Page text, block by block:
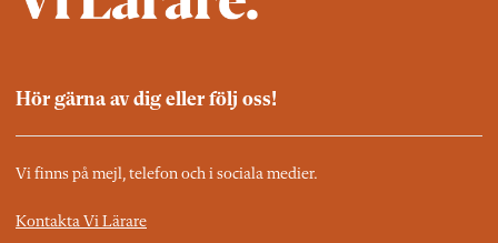
Hör gärna av dig eller följ oss!
Vi finns på mejl, telefon och i sociala medier.
Kontakta Vi Lärare